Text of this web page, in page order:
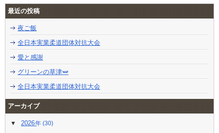
最近の投稿
夜ご飯
全日本実業柔道団体対抗大会
愛と感謝
グリーンの草津🫛
全日本実業柔道団体対抗大会
アーカイブ
2026 (30)